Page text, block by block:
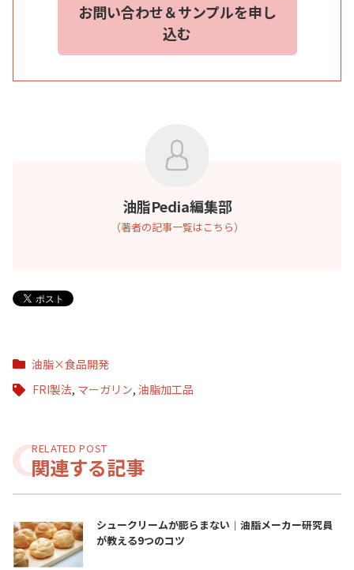
お問い合わせ＆サンプルを申し
込む
油脂Pedia編集部
（著者の記事一覧はこちら）
油脂×食品開発
FRI製法, マーガリン, 油脂加工品
関連する記事
シュークリームが膨らまない｜油脂メーカー研究員
が教える9つのコツ